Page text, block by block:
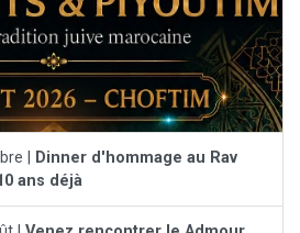
|
Dinner d'hommage au Rav
ans déjà